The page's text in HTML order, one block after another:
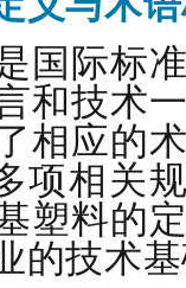
国际标
和技术
相应的
项相关
塑料的
的技术